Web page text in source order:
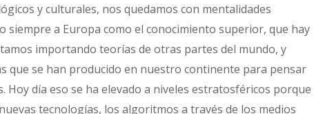
y culturales, nos quedamos con mentalidades
siempre a Europa como el conocimiento superior, que hay
importando teorías de otras partes del mundo, y
que se han producido en nuestro continente para pensar
Hoy día eso se ha elevado a niveles estratosféricos porque
tecnologías, los algoritmos a través de los medios